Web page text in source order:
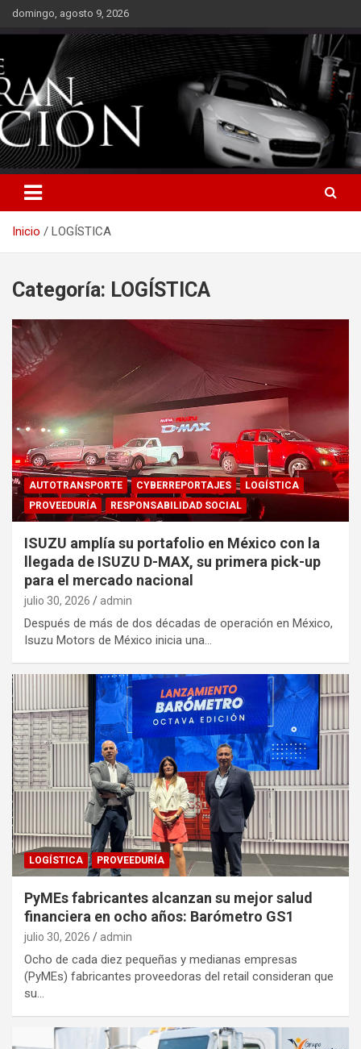
Saltardomingo, agosto 9, 2026
Inicio LOGÍSTICA
Categoría: LOGÍSTICA
AUTOTRANSPORTE CYBERREPORTAJES
LOGÍSTICA
PROVEEDURÍA
RESPONSABILIDAD SOCIAL
ISUZU amplía su portafolio en México con la
llegada de ISUZU D-MAX, su primera pick-up
para el mercado nacional
julio 30, 2026 admin
Después de más de dos décadas de operación en México,
Isuzu Motors de México inicia una…
LOGÍSTICA PROVEEDURÍA
PyMEs fabricantes alcanzan su mejor salud
financiera en ocho años: Barómetro GS1
julio 30, 2026 admin
Ocho de cada diez pequeñas y medianas empresas
(PyMEs) fabricantes proveedoras del retail consideran que
su…